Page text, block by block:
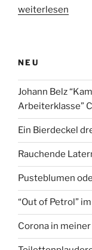
„Was
weiterlesen
NEU
Johann Belz
Arbeiterklasse”
Ein Bierdeckel
Rauchende
Pusteblumen
“Out of Petrol”
Corona in